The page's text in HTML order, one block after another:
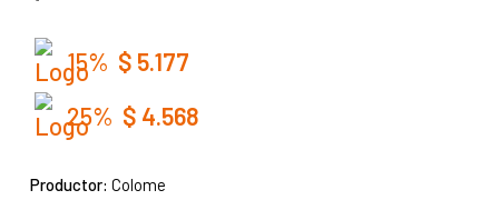
15% $ 5.177
25% $ 4.568
Productor: Colome